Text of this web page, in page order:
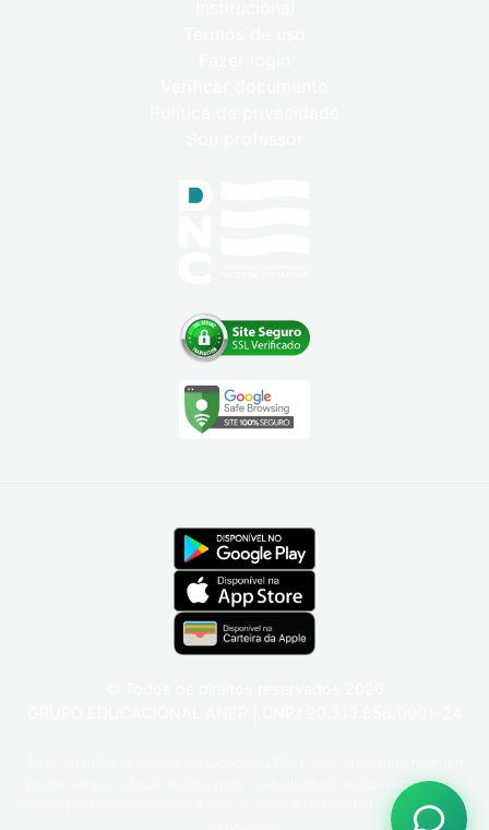
tipo de serviço oficial do governo. Trabalhamos exclusivamente com
cursos profissionalizantes e com a emissão de carteiras funcionais e